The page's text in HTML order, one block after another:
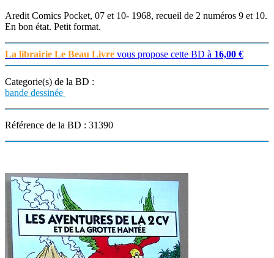
Aredit Comics Pocket, 07 et 10- 1968, recueil de 2 numéros 9 et 10.
En bon état. Petit format.
La librairie Le Beau Livre vous propose cette BD à 16,00 €
Categorie(s) de la BD :
bande dessinée
Référence de la BD : 31390